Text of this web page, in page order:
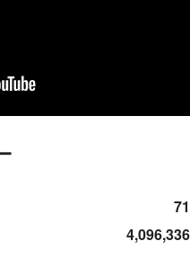
71
4,096,336